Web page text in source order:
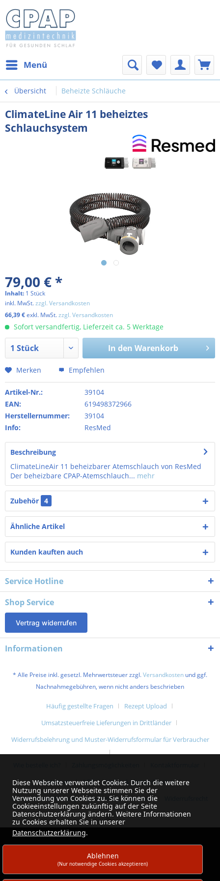
Menü
Übersicht Beheizte Schläuche
ClimateLine Air 11 beheiztes
Schlauchsystem
79,00 € *
Inhalt: 1 Stück
inkl. MwSt.zzgl. Versandkosten
66,39 €exkl. MwSt.zzgl. Versandkosten
Sofort versandfertig, Lieferzeit ca. 5 Werktage
In den Warenkorb
Merken Empfehlen
Artikel-Nr.:
39104
EAN:
619498372966
Herstellernummer:
39104
Info:
ResMed
Beschreibung
ClimateLineAir 11 beheizbarer Atemschlauch von ResMed
Der beheizbare CPAP-Atemschlauch... mehr
Zubehör 4
Ähnliche Artikel
Kunden kauften auch
Service Hotline
Shop Service
Vertrag widerrufen
Informationen
* Alle Preise inkl. gesetzl. Mehrwertsteuer zzgl.Versandkosten und ggf.
Nachnahmegebühren, wenn nicht anders beschrieben
Häufig gestellte Fragen
Rezept Upload
Umsatzsteuerfreie Lieferungen in Drittländer
Widerrufsbelehrung und Muster-Widerrufsformular für Verbraucher
Impressum
AGB
Liefer- & Versandkosten
Datenschutzerklärung und Datenschutzhinweise
Diese Webseite verwendet Cookies. Durch die weitere
Nutzung unserer Webseite stimmen Sie der
Verwendung von Cookies zu. Sie können die
Cookieeinstellungen zukünftig auf der Seite
Datenschutzerklärung ändern. Weitere Informationen
zu Cookies erhalten Sie in unserer
Datenschutzerklärung.
Ablehnen
(Nur notwendige Cookies akzeptieren)